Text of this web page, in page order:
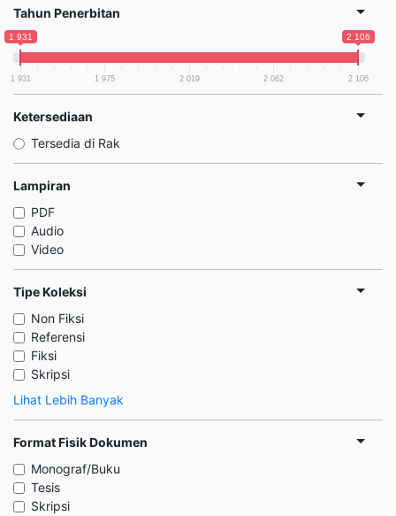
Tahun Penerbitan
1 931 2 106
1 931 1 975 2 019 2 062 2 106
Ketersediaan
Tersedia di Rak
Lampiran
PDF
Audio
Video
Tipe Koleksi
Non Fiksi
Referensi
Fiksi
Skripsi
Lihat Lebih Banyak
Format Fisik Dokumen
Monograf/Buku
Tesis
Skripsi